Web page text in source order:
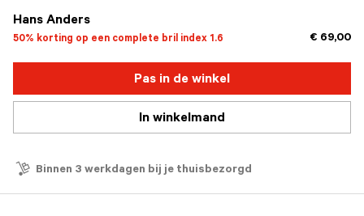
Hans Anders
50% korting op een complete bril index 1.6 € 69,00
Pas in de winkel
In winkelmand
Binnen 3 werkdagen bij je thuisbezorgd